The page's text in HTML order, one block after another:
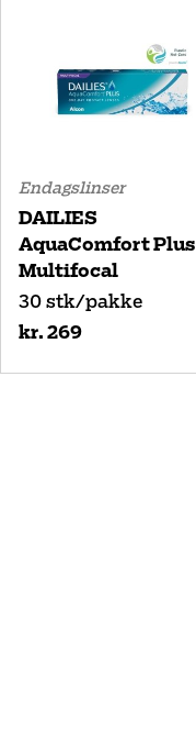
Endagslinser
DAILIES
AquaComfort Plus
Multifocal
30 stk/pakke
kr. 269